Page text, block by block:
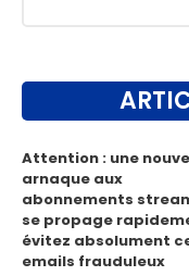
Attention : une
arnaque aux
abonnements
se propage
évitez absolument
emails frauduleux